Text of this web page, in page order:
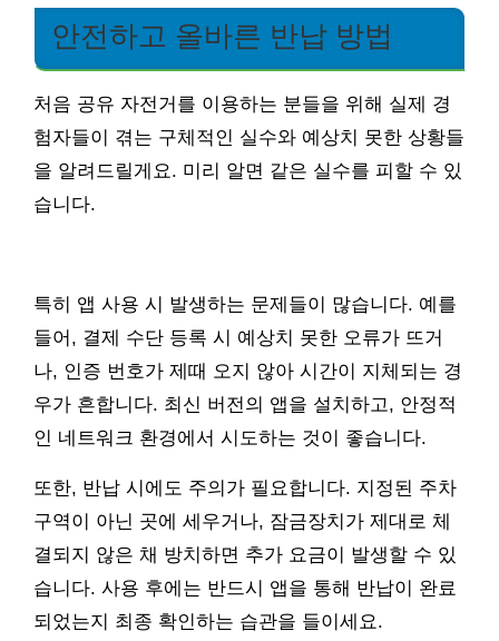
안전하고 올바른 반납 방법
처음 공유 자전거를 이용하는 분들을 위해 실제 경
험자들이 겪는 구체적인 실수와 예상치 못한 상황들
을 알려드릴게요. 미리 알면 같은 실수를 피할 수 있
습니다.
특히 앱 사용 시 발생하는 문제들이 많습니다. 예를
들어, 결제 수단 등록 시 예상치 못한 오류가 뜨거
나, 인증 번호가 제때 오지 않아 시간이 지체되는 경
우가 흔합니다. 최신 버전의 앱을 설치하고, 안정적
인 네트워크 환경에서 시도하는 것이 좋습니다.
또한, 반납 시에도 주의가 필요합니다. 지정된 주차
구역이 아닌 곳에 세우거나, 잠금장치가 제대로 체
결되지 않은 채 방치하면 추가 요금이 발생할 수 있
습니다. 사용 후에는 반드시 앱을 통해 반납이 완료
되었는지 최종 확인하는 습관을 들이세요.